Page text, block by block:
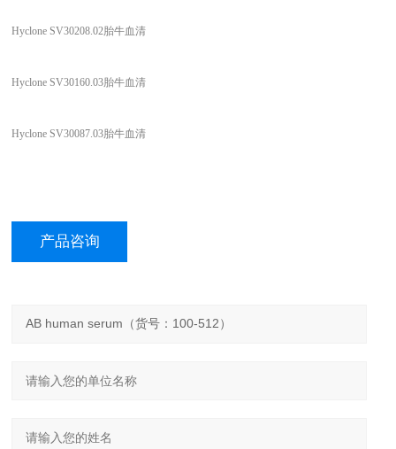
Hyclone SV30208.02胎牛血清
Hyclone SV30160.03胎牛血清
Hyclone SV30087.03胎牛血清
产品咨询